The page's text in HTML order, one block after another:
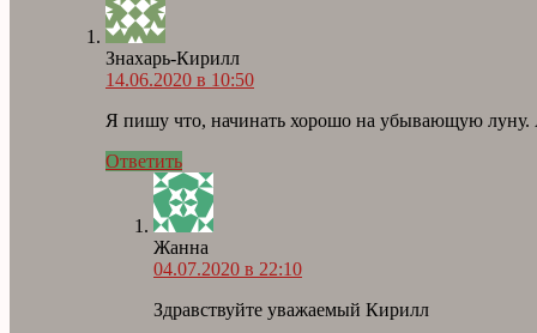
Знахарь-Кирилл
14.06.2020 в 10:50
Я пишу что, начинать хорошо на убывающую луну.
Ответить
Жанна
04.07.2020 в 22:10
Здравствуйте уважаемый Кирилл